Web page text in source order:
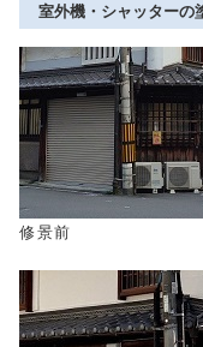
室外機・シャッターの
修景前